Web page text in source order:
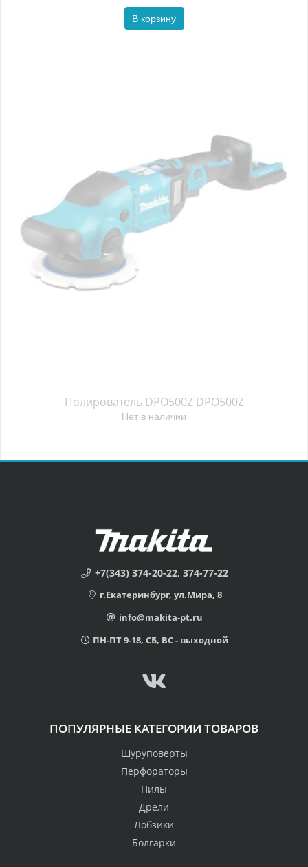
В корзину
Полирователь DPO500Z DPO500Z
Нет в наличии
+7(343) 374-20-22, 374-77-22
г.Екатеринбург, ул.Мира, 8
info@makita-pt.ru
ПН-ПТ 9-18, СБ, ВС - выходной
ПОПУЛЯРНЫЕ КАТЕГОРИИ ТОВАРОВ
Шуруповерты
Перфораторы
Пилы
Дрели
Лобзики
Болгарки